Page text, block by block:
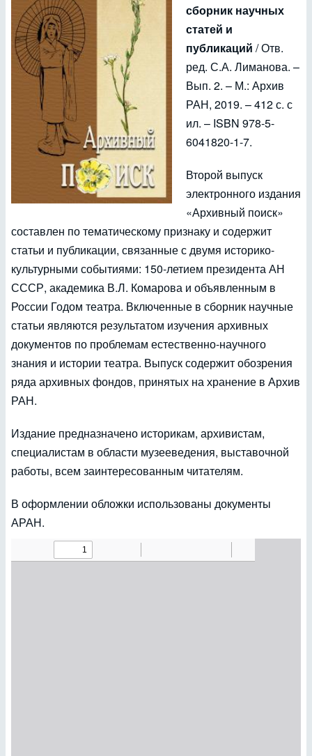
сборник научных
статей и
публикаций / Отв.
ред. С.А. Лиманова. –
Вып. 2. – М.: Архив
РАН, 2019. – 412 с. с
ил. – ISBN 978-5-
6041820-1-7.
Второй выпуск
электронного издания
«Архивный поиск»
составлен по тематическому признаку и содержит
статьи и публикации, связанные с двумя историко-
культурными событиями: 150-летием президента АН
СССР, академика В.Л. Комарова и объявленным в
России Годом театра. Включенные в сборник научные
статьи являются результатом изучения архивных
документов по проблемам естественно-научного
знания и истории театра. Выпуск содержит обозрения
ряда архивных фондов, принятых на хранение в Архив
РАН.
Издание предназначено историкам, архивистам,
специалистам в области музееведения, выставочной
работы, всем заинтересованным читателям.
В оформлении обложки использованы документы
АРАН.